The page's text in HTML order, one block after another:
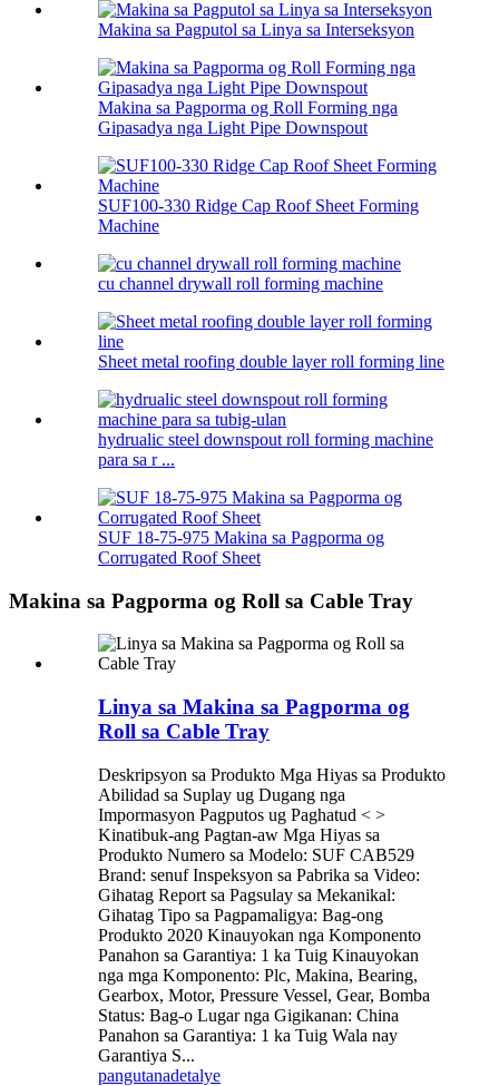
Makina sa Pagputol sa Linya sa Interseksyon
Makina sa Pagporma og Roll Forming nga
Gipasadya nga Light Pipe Downspout
SUF100-330 Ridge Cap Roof Sheet Forming
Machine
cu channel drywall roll forming machine
Sheet metal roofing double layer roll forming line
hydrualic steel downspout roll forming machine
para sa r ...
SUF 18-75-975 Makina sa Pagporma og
Corrugated Roof Sheet
Makina sa Pagporma og Roll sa Cable Tray
Linya sa Makina sa Pagporma og
Roll sa Cable Tray
Deskripsyon sa Produkto Mga Hiyas sa Produkto
Abilidad sa Suplay ug Dugang nga
Impormasyon Pagputos ug Paghatud < >
Kinatibuk-ang Pagtan-aw Mga Hiyas sa
Produkto Numero sa Modelo: SUF CAB529
Brand: senuf Inspeksyon sa Pabrika sa Video:
Gihatag Report sa Pagsulay sa Mekanikal:
Gihatag Tipo sa Pagpamaligya: Bag-ong
Produkto 2020 Kinauyokan nga Komponento
Panahon sa Garantiya: 1 ka Tuig Kinauyokan
nga mga Komponento: Plc, Makina, Bearing,
Gearbox, Motor, Pressure Vessel, Gear, Bomba
Status: Bag-o Lugar nga Gigikanan: China
Panahon sa Garantiya: 1 ka Tuig Wala nay
Garantiya S...
pangutanadetalye